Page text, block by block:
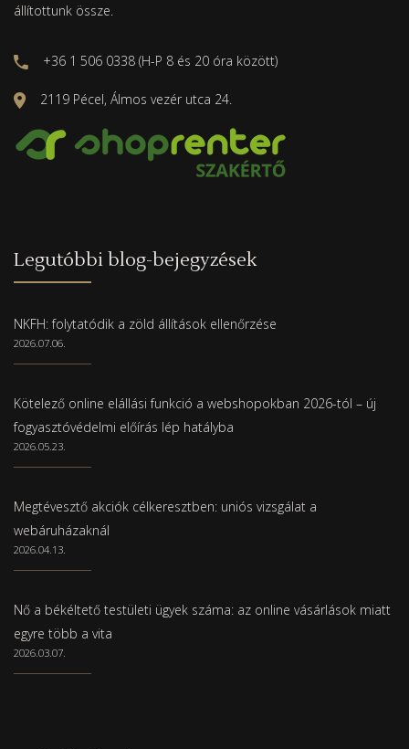
állítottunk össze.
+36 1 506 0338 (H-P 8 és 20 óra között)
2119 Pécel, Álmos vezér utca 24.
Legutóbbi blog-bejegyzések
NKFH: folytatódik a zöld állítások ellenőrzése
2026.07.06.
Kötelező online elállási funkció a webshopokban 2026-tól – új
fogyasztóvédelmi előírás lép hatályba
2026.05.23.
Megtévesztő akciók célkeresztben: uniós vizsgálat a
webáruházaknál
2026.04.13.
Nő a békéltető testületi ügyek száma: az online vásárlások miatt
egyre több a vita
2026.03.07.